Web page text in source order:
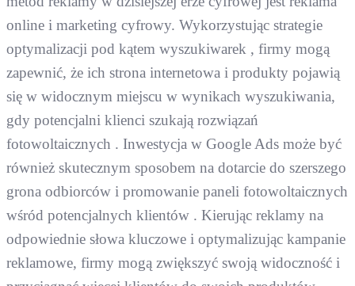
online i marketing cyfrowy. Wykorzystując strategie
optymalizacji pod kątem wyszukiwarek , firmy mogą
zapewnić, że ich strona internetowa i produkty pojawią
się w widocznym miejscu w wynikach wyszukiwania,
gdy potencjalni klienci szukają rozwiązań
fotowoltaicznych . Inwestycja w Google Ads może być
również skutecznym sposobem na dotarcie do szerszego
grona odbiorców i promowanie paneli fotowoltaicznych
wśród potencjalnych klientów . Kierując reklamy na
odpowiednie słowa kluczowe i optymalizując kampanie
reklamowe, firmy mogą zwiększyć swoją widoczność i